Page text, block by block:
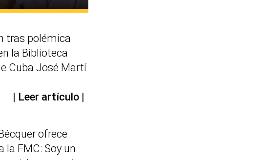
tras polémica
la Biblioteca
Cuba José Martí
Leer artículo
ofrece
la FMC: Soy un